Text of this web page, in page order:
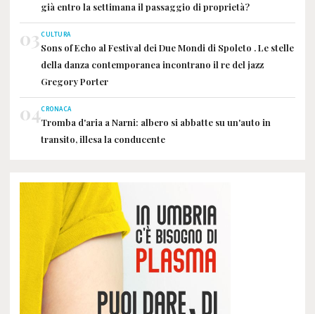
già entro la settimana il passaggio di proprietà?
03CULTURA
Sons of Echo al Festival dei Due Mondi di Spoleto . Le stelle
della danza contemporanea incontrano il re del jazz
Gregory Porter
04CRONACA
Tromba d'aria a Narni: albero si abbatte su un'auto in
transito, illesa la conducente